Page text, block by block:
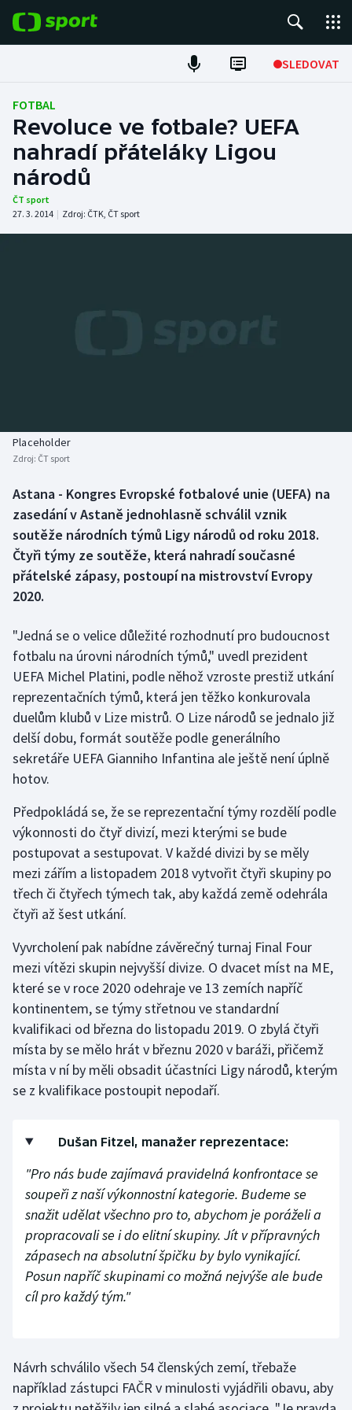
SLEDOVAT
Fotbal
Hokej
Tenis
Atletika
Biatlon
Box
Curling
Dostihy
Florbal
Futsal
Golf
Gymnastika
Házená
Jezdectví
Judo
Krasobruslení
Lyže a snowboard
Moderní pětiboj
Motorsport
Olympijské hry
Plážový volejbal
Ragby
Rychlobruslení
Rychlostní kanoistika
Sportovní střelba
Aplikace ČT sport
FOTBAL
Revoluce ve fotbale? UEFA
nahradí přáteláky Ligou
národů
ČT sport
27. 3. 2014 | Zdroj: ČTK, ČT sport
Placeholder
Zdroj: ČT sport
Astana - Kongres Evropské fotbalové unie (UEFA) na
zasedání v Astaně jednohlasně schválil vznik
soutěže národních týmů Ligy národů od roku 2018.
Čtyři týmy ze soutěže, která nahradí současné
přátelské zápasy, postoupí na mistrovství Evropy
2020.
"Jedná se o velice důležité rozhodnutí pro budoucnost
fotbalu na úrovni národních týmů," uvedl prezident
UEFA Michel Platini, podle něhož vzroste prestiž utkání
reprezentačních týmů, která jen těžko konkurovala
duelům klubů v Lize mistrů. O Lize národů se jednalo již
delší dobu, formát soutěže podle generálního
sekretáře UEFA Gianniho Infantina ale ještě není úplně
hotov.
Předpokládá se, že se reprezentační týmy rozdělí podle
výkonnosti do čtyř divizí, mezi kterými se bude
postupovat a sestupovat. V každé divizi by se měly
mezi zářím a listopadem 2018 vytvořit čtyři skupiny po
třech či čtyřech týmech tak, aby každá země odehrála
čtyři až šest utkání.
Vyvrcholení pak nabídne závěrečný turnaj Final Four
mezi vítězi skupin nejvyšší divize. O dvacet míst na ME,
které se v roce 2020 odehraje ve 13 zemích napříč
kontinentem, se týmy střetnou ve standardní
kvalifikaci od března do listopadu 2019. O zbylá čtyři
místa by se mělo hrát v březnu 2020 v baráži, přičemž
místa v ní by měli obsadit účastníci Ligy národů, kterým
se z kvalifikace postoupit nepodaří.
Dušan Fitzel, manažer reprezentace:
"Pro nás bude zajímavá pravidelná konfrontace se
soupeři z naší výkonnostní kategorie. Budeme se
snažit udělat všechno pro to, abychom je poráželi a
propracovali se i do elitní skupiny. Jít v přípravných
zápasech na absolutní špičku by bylo vynikající.
Posun napříč skupinami co možná nejvýše ale bude
cíl pro každý tým."
Návrh schválilo všech 54 členských zemí, třebaže
například zástupci FAČR v minulosti vyjádřili obavu, aby